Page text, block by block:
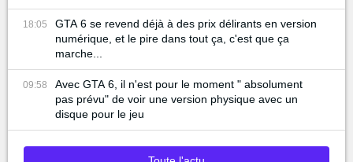
18:05
GTA 6 se revend déjà à des prix délirants en version
numérique, et le pire dans tout ça, c'est que ça
marche...
09:58
Avec GTA 6, il n'est pour le moment " absolument
pas prévu" de voir une version physique avec un
disque pour le jeu